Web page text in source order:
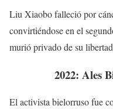
Liu Xiaobo falleció por
convirtiéndose en el
murió privado de su
2022: Ales
El activista bielorruso fue